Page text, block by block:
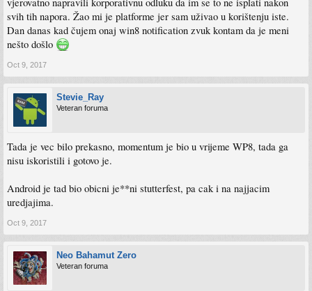
svih tih napora. Žao mi je platforme jer sam uživao u korištenju iste.
Dan danas kad čujem onaj win8 notification zvuk kontam da je meni
nešto došlo
Oct 9, 2017
Stevie_Ray
Veteran foruma
Tada je vec bilo prekasno, momentum je bio u vrijeme WP8, tada ga
nisu iskoristili i gotovo je.
Android je tad bio obicni je**ni stutterfest, pa cak i na najjacim
uredjajima.
Oct 9, 2017
Neo Bahamut Zero
Veteran foruma